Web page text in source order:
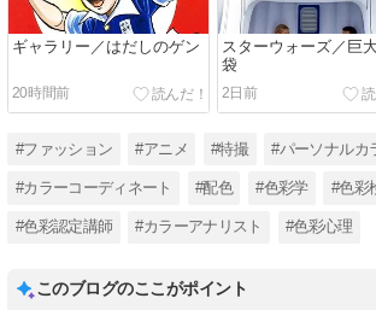
ギャラリー／はだしのゲン
20時間前
スターウォーズ／巨
袋
2日前
#ファッション #アニメ #特撮 #パーソナルカ
#カラーコーディネート #配色 #色彩学 #色彩
#色彩認定講師 #カラーアナリスト #色彩心理
このブログのここがポイント